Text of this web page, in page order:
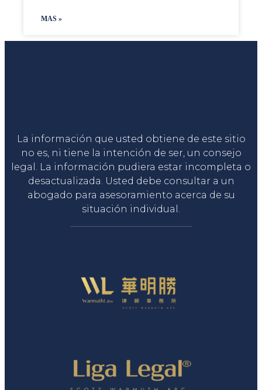
MAS »
La información que usted obtiene de este sitio
no es, ni tiene la intención de ser, un consejo
legal. La información pudiera estar incompleta o
desactualizada. Usted debe consultar a un
abogado para asesoramiento acerca de su
situación individual.